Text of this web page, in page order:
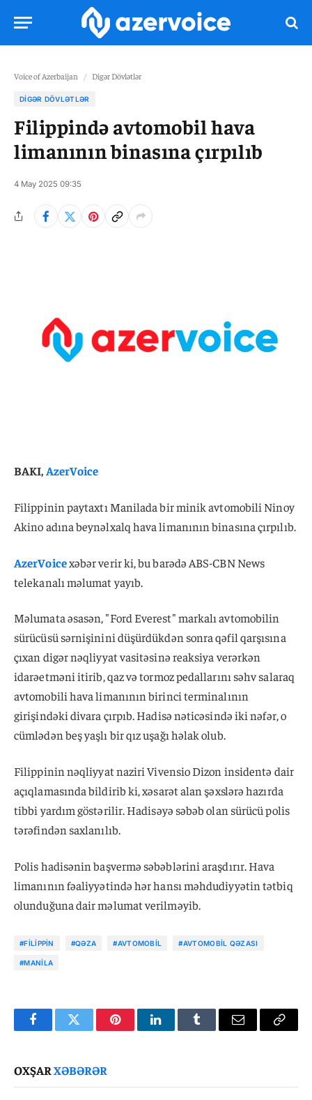
Voice of Azerbaijan / Digər Dövlətlər
DIGƏR DÖVLƏTLƏR
Filippində avtomobil hava
limanının binasına çırpılıb
4 May 2025 09:35
BAKI,AzerVoice
Filippinin paytaxtı Manilada bir minik avtomobili Ninoy
Akino adına beynəlxalq hava limanının binasına çırpılıb.
AzerVoicexəbər verir ki, bu barədə ABS-CBN News
telekanalı məlumat yayıb.
Məlumata əsasən, "Ford Everest" markalı avtomobilin
sürücüsü sərnişinini düşürdükdən sonra qəfil qarşısına
çıxan digər nəqliyyat vasitəsinə reaksiya verərkən
idarəetməni itirib, qaz və tormoz pedallarını səhv salaraq
avtomobili hava limanının birinci terminalının
girişindəki divara çırpıb. Hadisə nəticəsində iki nəfər, o
cümlədən beş yaşlı bir qız uşağı həlak olub.
Filippinin nəqliyyat naziri Vivensio Dizon insidentə dair
açıqlamasında bildirib ki, xəsarət alan şəxslərə hazırda
tibbi yardım göstərilir. Hadisəyə səbəb olan sürücü polis
tərəfindən saxlanılıb.
Polis hadisənin başvermə səbəblərini araşdırır. Hava
limanının fəaliyyətində hər hansı məhdudiyyətin tətbiq
olunduğuna dair məlumat verilməyib.
#FILIPPIN #QƏZA #AVTOMOBIL #AVTOMOBIL QƏZASI
#MANILA
FacebookTwitter PinterestLinkedInTumblr Email
Copy
OXŞARXƏBƏRƏR